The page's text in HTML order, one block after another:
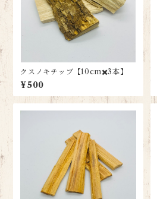
クスノキチッブ【10cm✖️3本】
¥500